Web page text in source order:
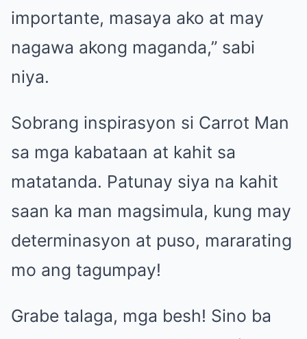
importante, masaya ako at may
nagawa akong maganda,” sabi
niya.
Sobrang inspirasyon si Carrot Man
sa mga kabataan at kahit sa
matatanda. Patunay siya na kahit
saan ka man magsimula, kung may
determinasyon at puso, mararating
mo ang tagumpay!
Grabe talaga, mga besh! Sino ba